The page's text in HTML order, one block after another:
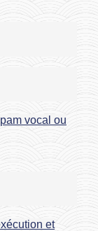
vocal ou
et